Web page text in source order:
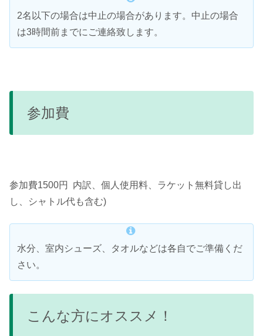
2名以下の場合は中止の場合があります。中止の場合
は3時間前までにご連絡致します。
参加費
参加費1500円 内訳、個人使用料、ラケット無料貸し出
し、シャトル代も含む)
水分、室内シューズ、タオルなどは各自でご準備くだ
さい。
こんな方にオススメ！